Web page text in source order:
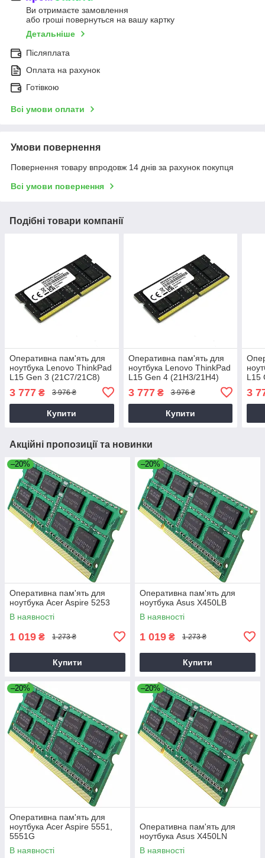
Ви отримаєте замовлення
або гроші повернуться на вашу картку
Детальніше
Післяплата
Оплата на рахунок
Готівкою
Всі умови оплати
Умови повернення
Повернення товару впродовж 14 днів за рахунок покупця
Всі умови повернення
Подібні товари компанії
Оперативна пам'ять для
ноутбука Lenovo ThinkPad
L15 Gen 3 (21C7/21C8)
3 777 ₴ 3 976 ₴
Купити
Оперативна пам'ять для
ноутбука Lenovo ThinkPad
L15 Gen 4 (21H3/21H4)
3 777₴ 3 976 ₴
Купити
L15
3
Акційні пропозиції та новинки
–20%
Оперативна пам'ять для
ноутбука Acer Aspire 5253
В наявності
1 019 ₴ 1 273 ₴
Купити
–20%
Оперативна пам'ять для
ноутбука Asus X450LB
В наявності
1 019 ₴ 1 273 ₴
Купити
–20%
Оперативна пам'ять для
ноутбука Acer Aspire 5551,
5551G
В наявності
–20%
Оперативна пам'ять для
ноутбука Asus X450LN
В наявності